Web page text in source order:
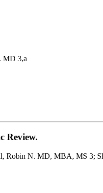
MD 3,a
Review.
Robin N. MD, MBA, MS 3;